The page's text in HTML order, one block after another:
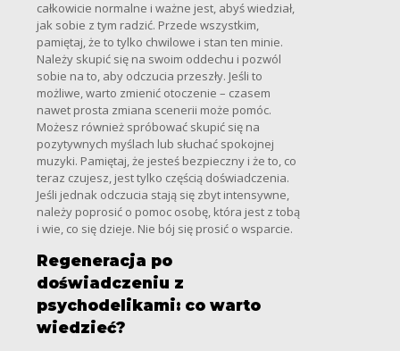
całkowicie normalne i ważne jest, abyś wiedział,
jak sobie z tym radzić. Przede wszystkim,
pamiętaj, że to tylko chwilowe i stan ten minie.
Należy skupić się na swoim oddechu i pozwól
sobie na to, aby odczucia przeszły. Jeśli to
możliwe, warto zmienić otoczenie – czasem
nawet prosta zmiana scenerii może pomóc.
Możesz również spróbować skupić się na
pozytywnych myślach lub słuchać spokojnej
muzyki. Pamiętaj, że jesteś bezpieczny i że to, co
teraz czujesz, jest tylko częścią doświadczenia.
Jeśli jednak odczucia stają się zbyt intensywne,
należy poprosić o pomoc osobę, która jest z tobą
i wie, co się dzieje. Nie bój się prosić o wsparcie.
Regeneracja po
doświadczeniu z
psychodelikami: co warto
wiedzieć?